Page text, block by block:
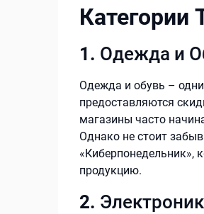
1. Одежда и
Одежда и обувь –
предоставляются
магазины часто
Однако не стоит
«Киберпонедельник»,
продукцию.
2.